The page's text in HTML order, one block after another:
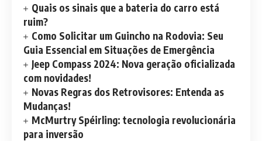
Quais os sinais que a bateria do carro está
ruim?
Como Solicitar um Guincho na Rodovia: Seu
Guia Essencial em Situações de Emergência
Jeep Compass 2024: Nova geração oficializada
com novidades!
Novas Regras dos Retrovisores: Entenda as
Mudanças!
McMurtry Spéirling: tecnologia revolucionária
para inversão